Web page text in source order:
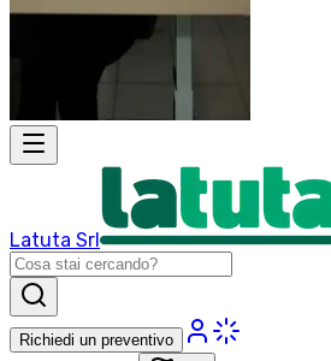
Latuta Srl
Richiedi un preventivo